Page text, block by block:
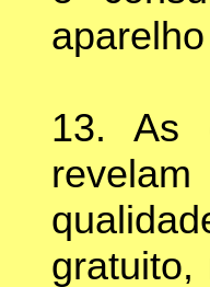
13. As
gratuito,